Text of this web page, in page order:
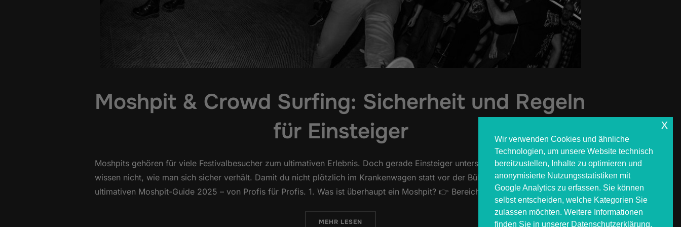
Moshpit & Crowd Surfing: Sicherheit und Regeln
für Einsteiger
Moshpits gehören für viele Festivalbesucher zum ultimativen Erlebnis. Doch gerade Einsteiger unterschätzen oft die Risiken und
wissen nicht, wie man sich sicher verhält. Damit du nicht plötzlich im Krankenwagen statt vor der Bühne landest, gibt’s hier den
ultimativen Moshpit-Guide 2025 – von Profis für Profis. 1. Was ist überhaupt ein Moshpit? 👉 Bereich direkt vor …
MEHR ÜBER „MOSHPIT & CROWD SURFING: SICHERHEIT UND REGELN FÜR EINSTEIGER“
LESEN
Wir verwenden Cookies und ähnliche
Technologien, um unsere Website technisch
bereitzustellen, Inhalte zu optimieren und
anonymisierte Nutzungsstatistiken mit
Google Analytics zu erfassen. Sie können
selbst entscheiden, welche Kategorien Sie
zulassen möchten. Weitere Informationen
finden Sie in unserer Datenschutzerklärung.
x